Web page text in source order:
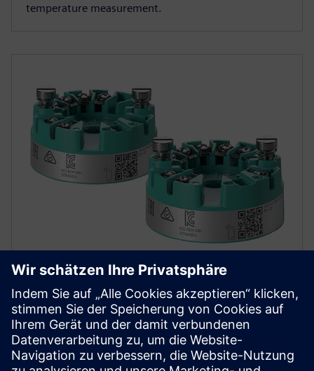
temperature measurement.
SITRANS TH320/TH420
Head-mount temperature transmitters for reliable
measurement, easy integration and advanced
diagnostics, from standard to high-availability